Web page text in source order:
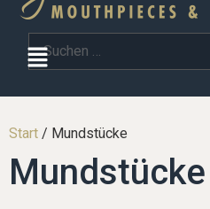
Start / Mundstücke
Mundstücke